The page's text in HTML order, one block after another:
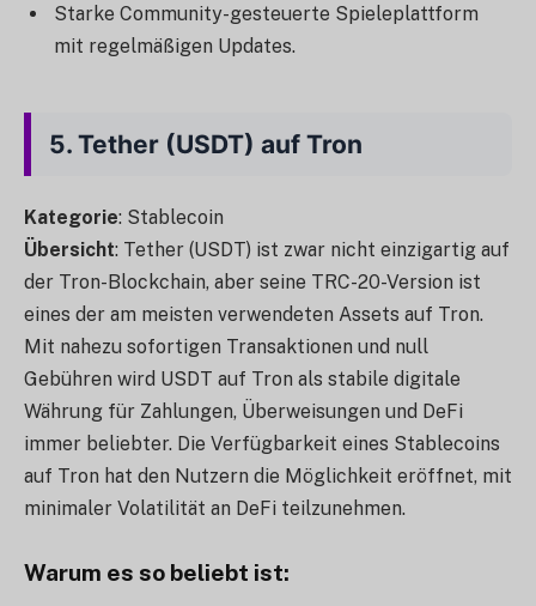
Starke Community-gesteuerte Spieleplattform
mit regelmäßigen Updates.
5. Tether (USDT) auf Tron
Kategorie: Stablecoin
Übersicht: Tether (USDT) ist zwar nicht einzigartig auf
der Tron-Blockchain, aber seine TRC-20-Version ist
eines der am meisten verwendeten Assets auf Tron.
Mit nahezu sofortigen Transaktionen und null
Gebühren wird USDT auf Tron als stabile digitale
Währung für Zahlungen, Überweisungen und DeFi
immer beliebter. Die Verfügbarkeit eines Stablecoins
auf Tron hat den Nutzern die Möglichkeit eröffnet, mit
minimaler Volatilität an DeFi teilzunehmen.
Warum es so beliebt ist: